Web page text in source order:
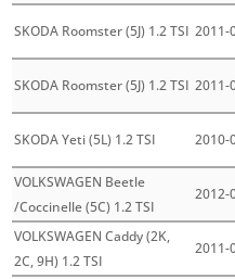
SKODA Roomster (5J) 1.2 TSI 2011-
SKODA Roomster (5J) 1.2 TSI 2011-
SKODA Yeti (5L) 1.2 TSI 2010-
VOLKSWAGEN Beetle
/Coccinelle (5C) 1.2 TSI
2012-
VOLKSWAGEN Caddy (2K,
2C, 9H) 1.2 TSI
2011-